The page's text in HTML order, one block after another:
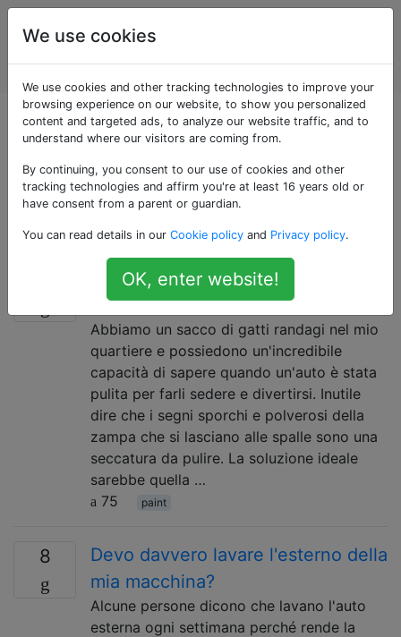
Manutenzione e
riparazione di
veicoli a motore
Domande taggate
«paint»
danni, la preparazione e la cura della vernice esistente
Come posso tenere i gatti randagi
dalla mia macchina?
Abbiamo un sacco di gatti randagi nel mio
quartiere e possiedono un'incredibile
capacità di sapere quando un'auto è stata
pulita per farli sedere e divertirsi. Inutile
dire che i segni sporchi e polverosi della
zampa che si lasciano alle spalle sono una
seccatura da pulire. La soluzione ideale
sarebbe quella …
75
paint
8
Devo davvero lavare l'esterno della
mia macchina?
Alcune persone dicono che lavano l'auto
esterna ogni settimana perché rende la
We use cookies
We use cookies and other tracking technologies to improve your
browsing experience on our website, to show you personalized
content and targeted ads, to analyze our website traffic, and to
understand where our visitors are coming from.
By continuing, you consent to our use of cookies and other
tracking technologies and affirm you're at least 16 years old or
have consent from a parent or guardian.
You can read details in our Cookie policy and Privacy policy.
OK, enter website!